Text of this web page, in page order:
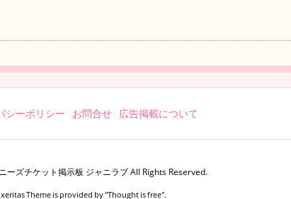
シーポリシー お問合せ 広告掲載について
ーズチケット掲示板 ジャニラブAll Rights Reserved.
Theme is provided by "Thought is free".